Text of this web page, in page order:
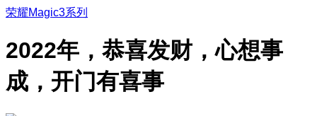
荣耀Magic3系列
2022年，恭喜发财，心想事
成，开门有喜事